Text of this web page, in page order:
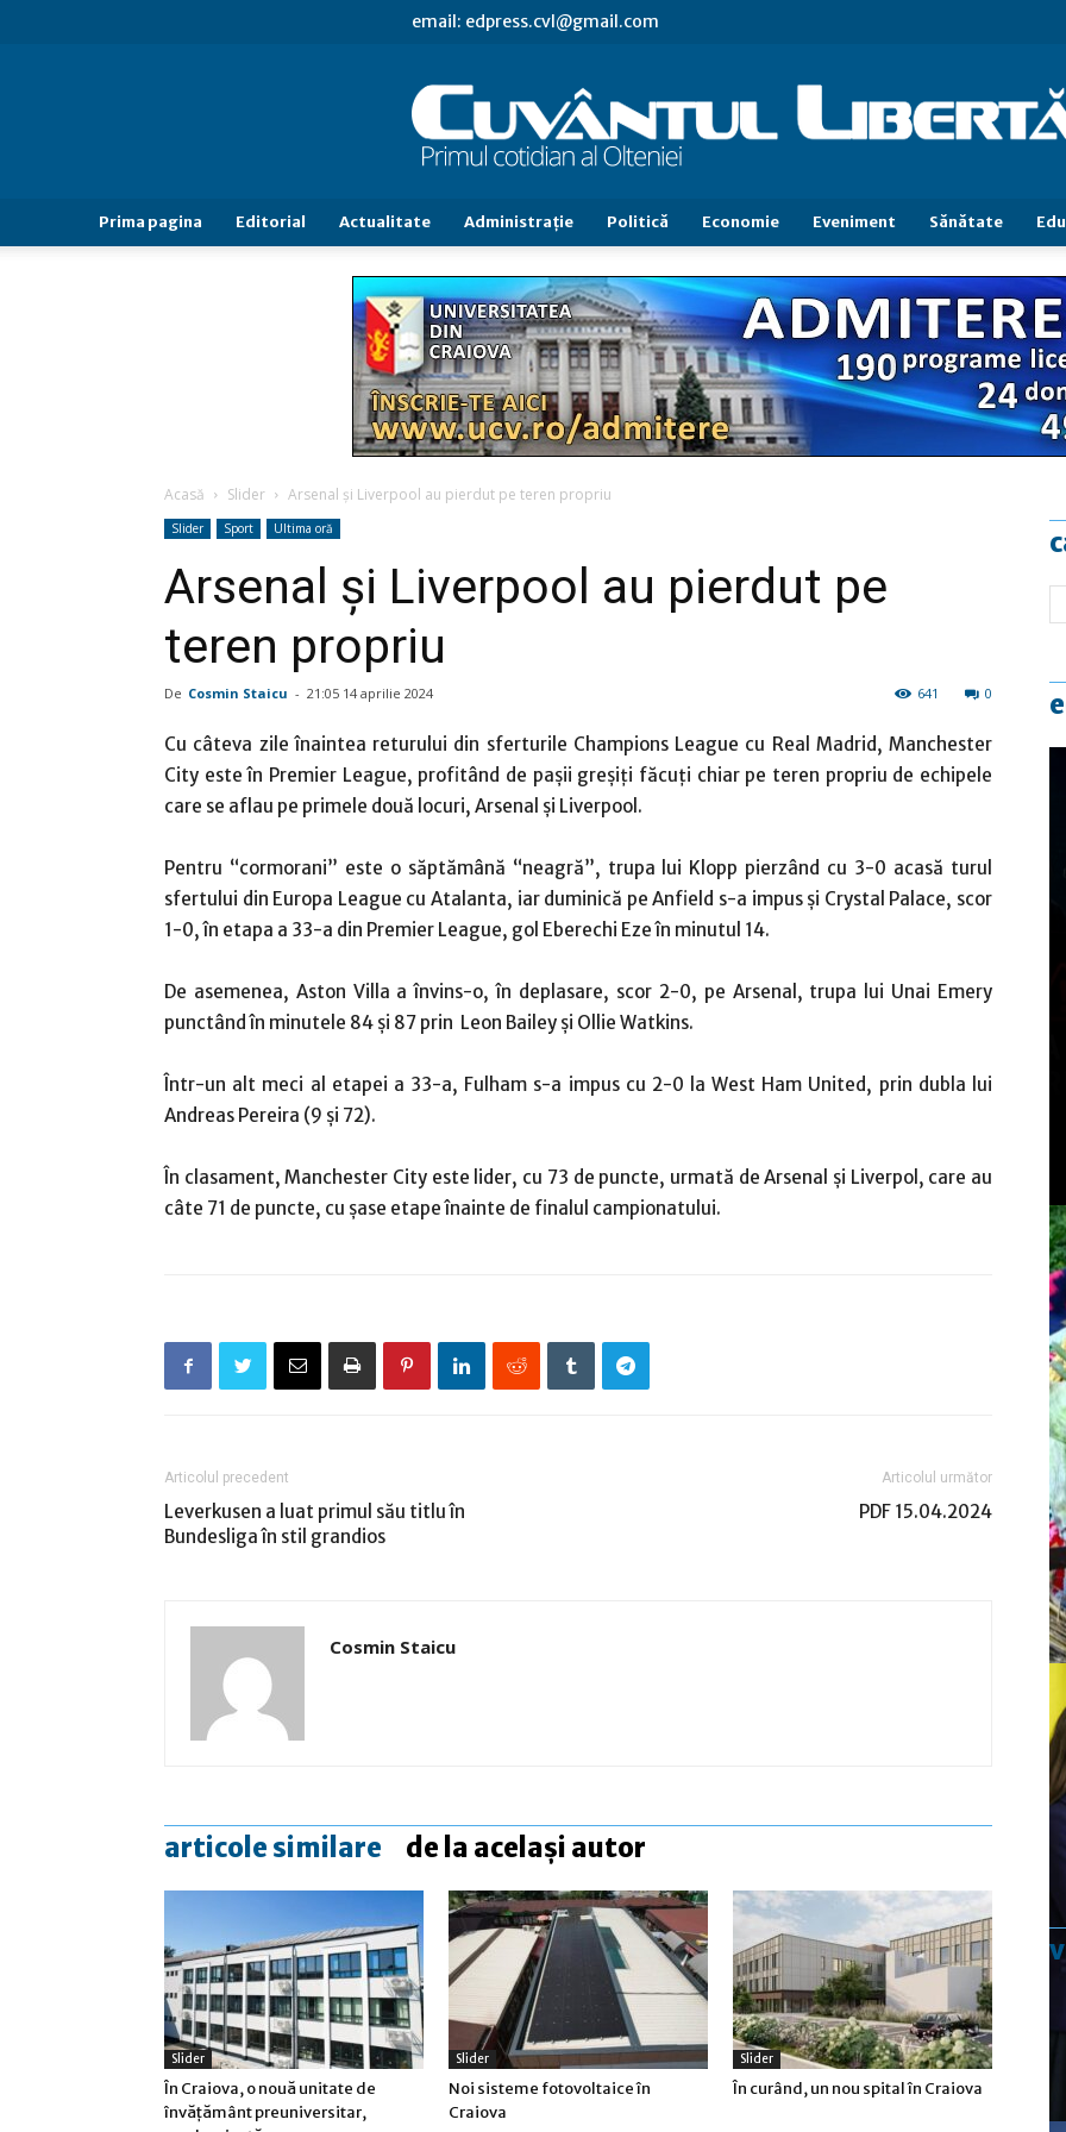
email: edpress.cvl@gmail.com
Cuvântul
Libertăţii
Prima pagina Editorial Actualitate Administraţie Politică Economie Eveniment Sănătate
Acasă Slider Arsenal şi Liverpool au pierdut pe teren propriu
Slider Sport Ultima oră
Arsenal şi Liverpool au pierdut pe
teren propriu
De Cosmin Staicu - 21:05 14 aprilie 2024 0
641
Cu câteva zile înaintea returului din sferturile Champions League cu Real Madrid, Manchester
City este în Premier League, profitând de paşii greşiţi făcuţi chiar pe teren propriu de echipele
care se aflau pe primele două locuri, Arsenal şi Liverpool.
Pentru “cormorani” este o săptămână “neagră”, trupa lui Klopp pierzând cu 3-0 acasă turul
sfertului din Europa League cu Atalanta, iar duminică pe Anfield s-a impus şi Crystal Palace, scor
1-0, în etapa a 33-a din Premier League, gol Eberechi Eze în minutul 14.
De asemenea, Aston Villa a învins-o, în deplasare, scor 2-0, pe Arsenal, trupa lui Unai Emery
punctând în minutele 84 şi 87 prin Leon Bailey şi Ollie Watkins.
Într-un alt meci al etapei a 33-a, Fulham s-a impus cu 2-0 la West Ham United, prin dubla lui
Andreas Pereira (9 şi 72).
În clasament, Manchester City este lider, cu 73 de puncte, urmată de Arsenal şi Liverpol, care au
câte 71 de puncte, cu şase etape înainte de finalul campionatului.
Articolul precedent
Leverkusen a luat primul său titlu în
Bundesliga în stil grandios
Articolul următor
PDF 15.04.2024
Cosmin Staicu
articole similare de la același autor
Slider
În Craiova, o nouă unitate de
învățământ preuniversitar,
Slider
Noi sisteme fotovoltaice în
Craiova
Slider
În curând, un nou spital în Craiova